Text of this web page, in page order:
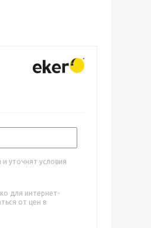
уточнят условия
для интернет-
от цен в